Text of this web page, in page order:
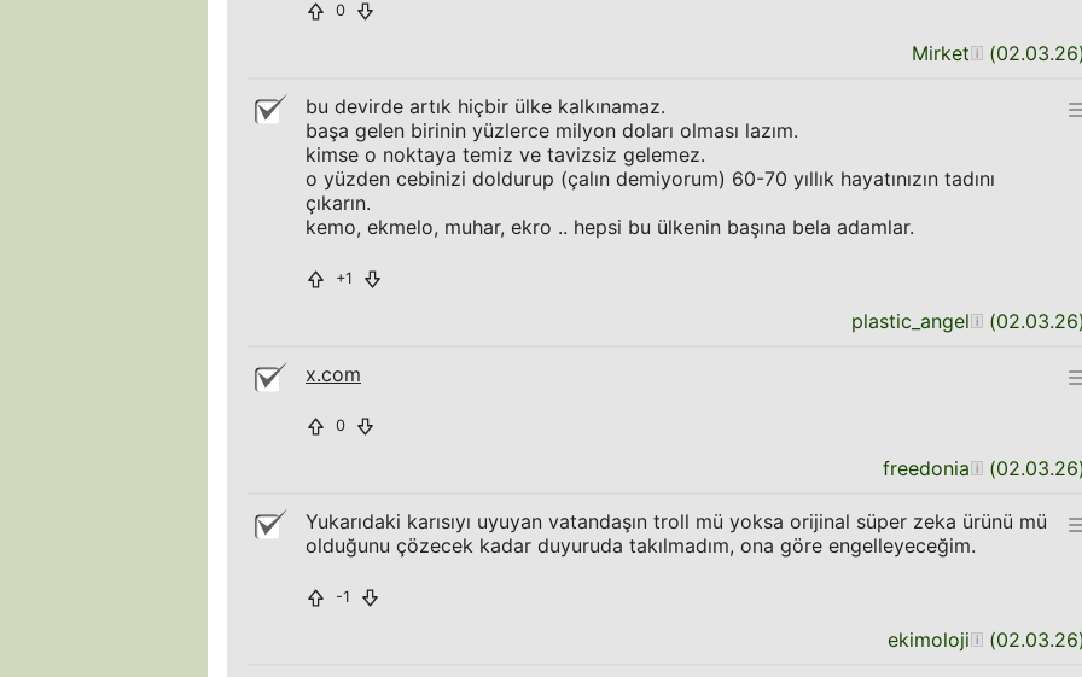
0
Mirket (02.03.26
bu devirde artık hiçbir ülke kalkınamaz.
başa gelen birinin yüzlerce milyon doları olması lazım.
kimse o noktaya temiz ve tavizsiz gelemez.
o yüzden cebinizi doldurup (çalın demiyorum) 60-70 yıllık hayatınızın tadını
çıkarın.
kemo, ekmelo, muhar, ekro .. hepsi bu ülkenin başına bela adamlar.
+1
plastic_angel (02.03.26
x.com
0
freedonia (02.03.26
Yukarıdaki karısıyı uyuyan vatandaşın troll mü yoksa orijinal süper zeka ürünü mü
olduğunu çözecek kadar duyuruda takılmadım, ona göre engelleyeceğim.
-1
ekimoloji (02.03.26